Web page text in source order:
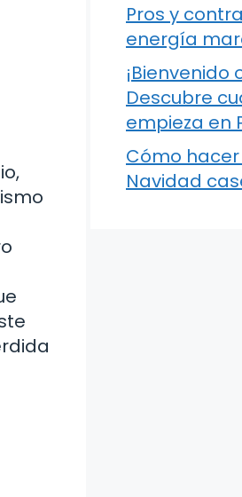
Pros y
energía
¡Bienvenido
Descubre
empieza en
Cómo
Navidad